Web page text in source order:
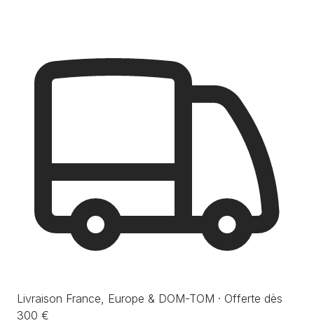
Livraison France, Europe & DOM-TOM · Offerte dès
300 €